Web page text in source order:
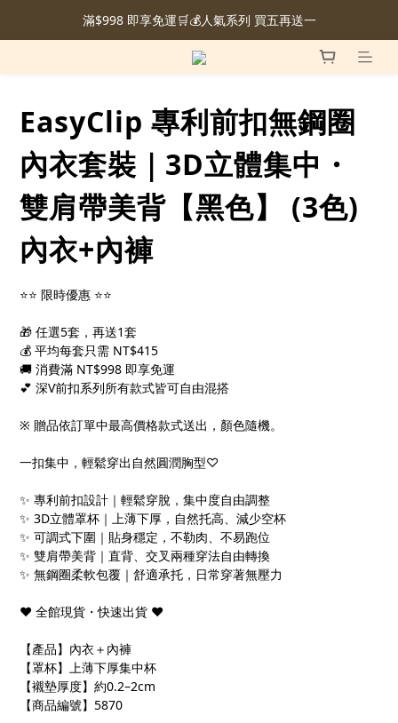
滿$998 即享免運🛒💰人氣系列 買五再送一
EasyClip 專利前扣無鋼圈
內衣套裝｜3D立體集中・
雙肩帶美背【黑色】 (3色)
內衣+內褲
⭐⭐ 限時優惠 ⭐⭐
🎁 任選5套，再送1套
💰 平均每套只需 NT$415
🚚 消費滿 NT$998 即享免運
💕 深V前扣系列所有款式皆可自由混搭
※ 贈品依訂單中最高價格款式送出，顏色隨機。
一扣集中，輕鬆穿出自然圓潤胸型♡
✨ 專利前扣設計｜輕鬆穿脫，集中度自由調整
✨ 3D立體罩杯｜上薄下厚，自然托高、減少空杯
✨ 可調式下圍｜貼身穩定，不勒肉、不易跑位
✨ 雙肩帶美背｜直背、交叉兩種穿法自由轉換
✨ 無鋼圈柔軟包覆｜舒適承托，日常穿著無壓力
❤ 全館現貨・快速出貨 ❤
【產品】內衣＋內褲
【罩杯】上薄下厚集中杯
【襯墊厚度】約0.2–2cm
【商品編號】5870